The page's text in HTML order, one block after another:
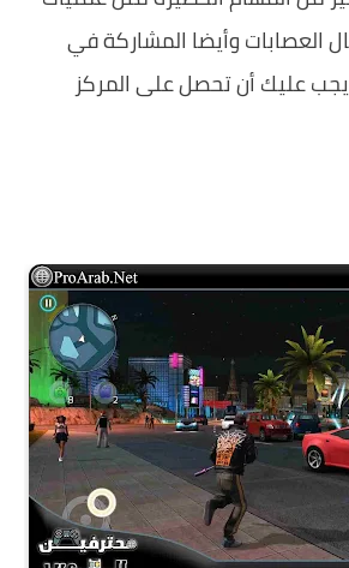
العصابات وأيضا المشاركة في
عليك أن تحصل على المركز